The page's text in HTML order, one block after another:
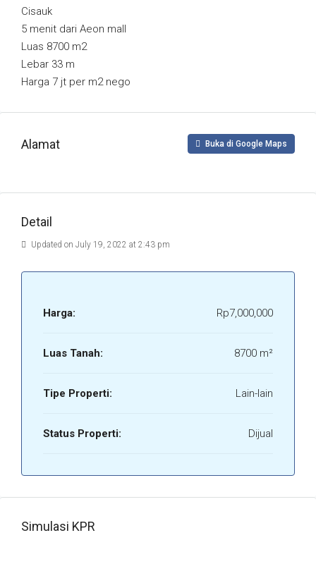
Cisauk
5 menit dari Aeon mall
Luas 8700 m2
Lebar 33 m
Harga 7 jt per m2 nego
Alamat Buka di Google Maps
Detail
Updated on July 19, 2022 at 2:43 pm
Harga: Rp7,000,000
Luas Tanah: 8700 m²
Tipe Properti: Lain-lain
Status Properti: Dijual
Simulasi KPR